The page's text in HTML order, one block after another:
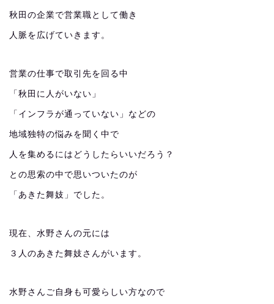
秋田の企業で営業職として働き
人脈を広げていきます。
営業の仕事で取引先を回る中
「秋田に人がいない」
「インフラが通っていない」などの
地域独特の悩みを聞く中で
人を集めるにはどうしたらいいだろう？
との思索の中で思いついたのが
「あきた舞妓」でした。
現在、水野さんの元には
３人のあきた舞妓さんがいます。
水野さんご自身も可愛らしい方なので